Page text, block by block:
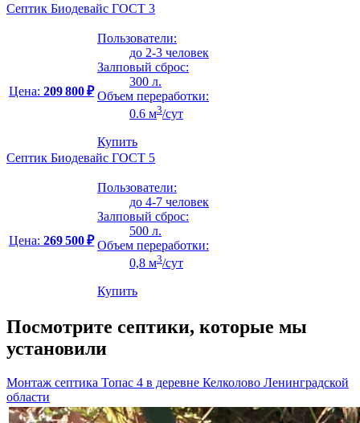
Септик Биодевайс ГОСТ 3
Цена: 209 800 ₽
Пользователи:
до 2-3 человек
Залповый сброс:
300 л.
Объем переработки:
0.6 м3/сут
Купить
Септик Биодевайс ГОСТ 5
Цена: 269 500 ₽
Пользователи:
до 4-7 человек
Залповый сброс:
500 л.
Объем переработки:
0,8 м3/сут
Купить
Посмотрите септики, которые мы
установили
Монтаж септика Топас 4 в деревне Келколово Ленинградской
области